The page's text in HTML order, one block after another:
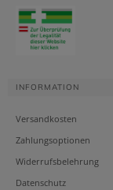
INFORMATION
Versandkosten
Zahlungsoptionen
Widerrufsbelehrung
Datenschutz